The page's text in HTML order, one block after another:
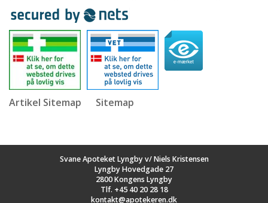
Artikel Sitemap Sitemap
Svane Apoteket Lyngby v/ Niels Kristensen
Lyngby Hovedgade 27
2800 Kongens Lyngby
Tlf. +45 40 20 28 18
kontakt@apotekeren.dk